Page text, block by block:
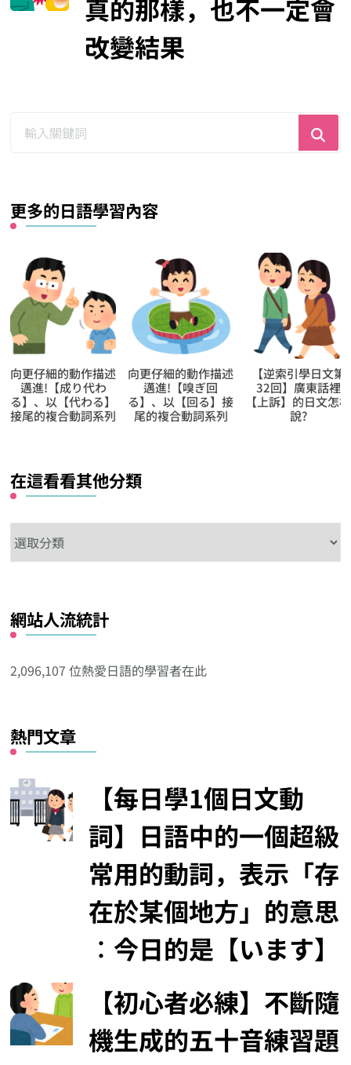
真的那樣，也不一定會
改變結果
更多的日語學習內容
向更仔細的動作描述
邁進!【嗅ぎ回
る】、以【回る】接
尾的複合動詞系列
【逆索引學日文第
32回】廣東話裡
【上訴】的日文怎樣
說?
向更仔細的動作描述
邁進!【思い付
く】、以【付く】接
尾的複合動詞系列
在這看看其他分類
這
其
他
類
網站人流統計
2,096,107 位熱愛日語的學習者在此
熱門文章
【每日學1個日文動
詞】日語中的一個超級
常用的動詞，表示「存
在於某個地方」的意思
︰今日的是【います】
【初心者必練】不斷隨
機生成的五十音練習題